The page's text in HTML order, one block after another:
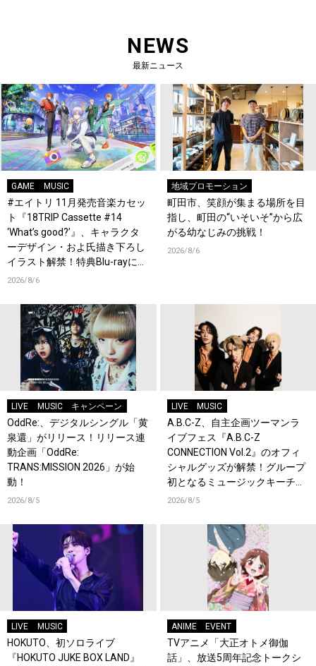
NEWS
最新ニュース
GAME MUSIC
#エイトリ 11月発売音楽カセッ
ト『18TRIP Cassette #14
‘What’s good?’』、キャラクタ
ーデザイン・およ氏描き下ろし
イラスト解禁！特典Blu-rayには
『HAMAツアーズ全体会議』が
2026/8/6
地域プロモーション
町田市、笑顔が集まる場所を目
指し、町田の“いそいそ”から広
がる幼なじみの挑戦！
2026/8/6
LIVE MUSIC キャンペーン
OddRe:、デジタルシングル「黄
泉還」がリリース！リリース連
動企画「OddRe:
TRANS:MISSION 2026」が始
動！
2026/8/5
LIVE MUSIC
A.B.C-Z、自主企画ツーマンラ
イブフェス『A.B.C-Z
CONNECTION Vol.2』のオフィ
シャルグッズが解禁！グループ
初となるミュージックキーチェ
ーンが登場！
2026/8/5
LIVE MUSIC
HOKUTO、初ソロライブ
『HOKUTO JUKE BOX LAND』
ANIME EVENT
TVアニメ「大正オトメ御伽
話」、放送5周年記念トークシ